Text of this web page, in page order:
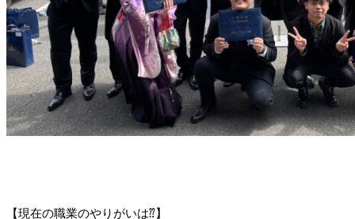
【現在の職業のやりがいは⁇】